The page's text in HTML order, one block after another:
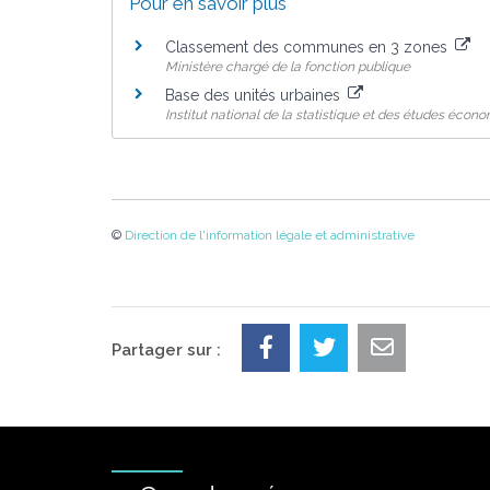
Classement des communes en 3 zones
Ministère chargé de la fonction publique
Base des unités urbaines
Institut national de la statistique et des études
© Direction de l'information légale et administrative
Partager sur :